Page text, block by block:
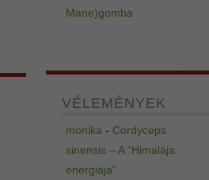
Mane)gomba
VÉLEMÉNYEK
monika - Cordyceps
sinensis – A “Himalája
energiája”